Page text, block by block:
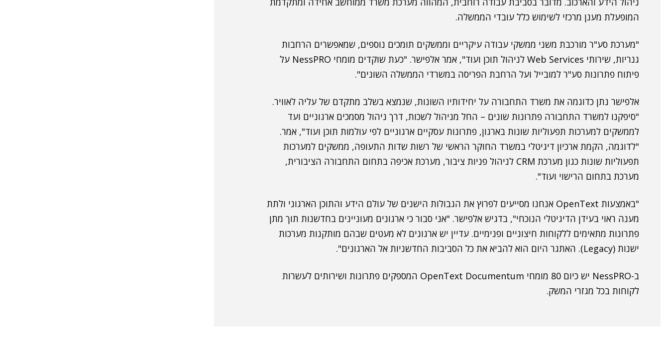
המופעלת מענן מרכזי לשימוש כלל עובדי הממשלה.
"מערכת סע"ר מורכבת משני ממשקי עבודה עיקריים וממשקים תומכים נוספים, שמאפשרים הרחבות
גנריות, שירותי Web Services לניהול תוכן ועוד", אמר אלפישר. "כעת שוקדים מומחי NessPRO על
פיתוח פתרונות סע"ר למובייל ועל הרחבת הפריסה במשרדי הממשלה השונים".
אלפישר נתן כדוגמה את משרד התחבורה על יחידותיו השונות, שנמצא בשלב מתקדם של עליה לאוויר.
"סיפקנו למשרד התחבורה פתרונות שונים – החל מניהול לשכות, דרך ניהול מסמכים ארגוניים ועד
לממשקים למערכות תפעוליות שונות בארגון, פתרונות עסקיים ארגוניים לפי עולמות תוכן ועוד", אמר.
"לדוגמה, הקמת ארכיון דיגיטלי במשרד החוקר הראשי של רשות שדות התעופה, ממשקים למערכות
תפעוליות שונות כגון מערכת CRM לניהול פניות ציבור, מערכת אכיפה בתחום התחבורה הציבורית,
מערכת בתחום הרישוי ועוד".
"באמצעות OpenText אנחנו מסייעים לפרוץ את הגבולות הישנים של עולם הידע והתוכן הארגוני ולתת
מענה ראוי בעידן הדיגיטלי הנוכחי", בדגיש אלפישר. "אני סבור כי ארגונים מעוניינים בחדשנות תוך מתן
פתרונות מתאימים ללקוחות חיצוניים ופנימיים. עדיין יש ארגונים לא מעטים שבהם מותקנות מערכות
ישנות (Legacy). האתגר היום הוא להביא את כל הסביבות החדשניות אל הארגונים".
ב-NessPRO יש כיום 80 מומחי OpenText Documentum המספקים פתרונות ושירותים לעשרות
לקוחות בכל מגזרי המשק.